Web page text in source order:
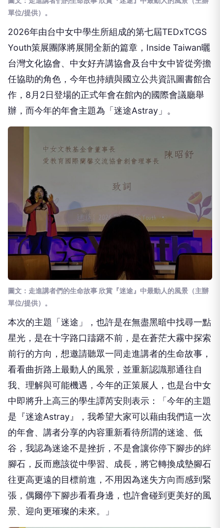
單位/提供）。
2026年由台中女中學生所組成的第七屆TEDxTCGS
Youth策展團隊將展開全新的篇章，Inside Taiwan曬
台灣文化協會、中女好卉講協會及台中女中皆從旁擔
任協助的角色，今年也持續與國立公共資訊圖書館合
作，8月2日登場的正式年會在館內的國際會議廳舉
辦，而今年的年會主題為「迷途Astray」。
圖文：走進講者們的生命故事 欣賞『迷途』中最動人的風景（主辦
單位/提供）。
本次的主題「迷途」，也許是在無盡黑暗中找尋一點
星光，是在十字路口躊躇不前，是在蒼茫大霧中探索
前行的方向，想邀請聽眾一同走進講者的生命故事，
看看曲折路上最動人的風景，並重新認識那通往自
我、理解與可能機遇，今年的正策展人，也是台中女
中即將升上高三的學生譚芮安則表示：「今年的主題
是『迷途Astray』，我希望大家可以藉由我們這一次
的年會、講者分享的內容重新看待所謂的迷途、低
谷，我認為迷途不是挫折，不是會讓你停下腳步的絆
腳石，反而應該從中學習、成長，將它轉換成墊腳石
往更高更遠的目標前進，不用因為迷失方向而感到緊
張，偶爾停下腳步看看身邊，也許會碰到更美好的風
景、迎向更璀璨的未來。」